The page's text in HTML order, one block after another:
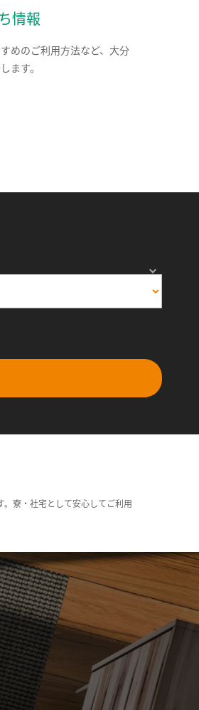
情報
めのご利用方法など、大分
ます。
寮・社宅として安心してご利用